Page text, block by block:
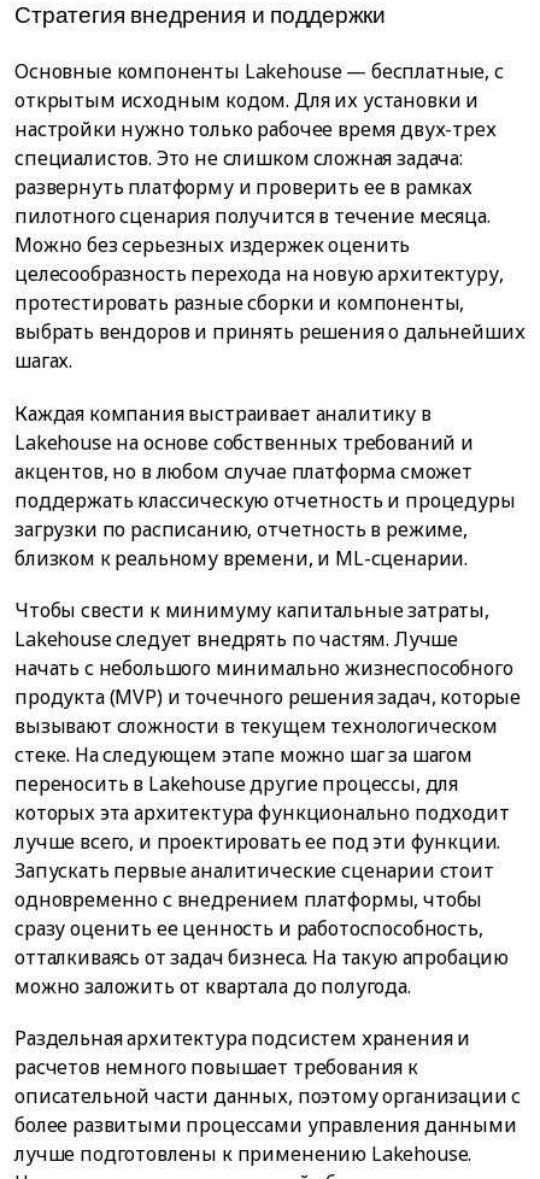
Стратегия внедрения и поддержки
Основные компоненты Lakehouse — бесплатные, с
открытым исходным кодом. Для их установки и
настройки нужно только рабочее время двух-трех
специалистов. Это не слишком сложная задача:
развернуть платформу и проверить ее в рамках
пилотного сценария получится в течение месяца.
Можно без серьезных издержек оценить
целесообразность перехода на новую архитектуру,
протестировать разные сборки и компоненты,
выбрать вендоров и принять решения о дальнейших
шагах.
Каждая компания выстраивает аналитику в
Lakehouse на основе собственных требований и
акцентов, но в любом случае платформа сможет
поддержать классическую отчетность и процедуры
загрузки по расписанию, отчетность в режиме,
близком к реальному времени, и ML-сценарии.
Чтобы свести к минимуму капитальные затраты,
Lakehouse следует внедрять по частям. Лучше
начать с небольшого минимально жизнеспособного
продукта (MVP) и точечного решения задач, которые
вызывают сложности в текущем технологическом
стеке. На следующем этапе можно шаг за шагом
переносить в Lakehouse другие процессы, для
которых эта архитектура функционально подходит
лучше всего, и проектировать ее под эти функции.
Запускать первые аналитические сценарии стоит
одновременно с внедрением платформы, чтобы
сразу оценить ее ценность и работоспособность,
отталкиваясь от задач бизнеса. На такую апробацию
можно заложить от квартала до полугода.
Раздельная архитектура подсистем хранения и
расчетов немного повышает требования к
описательной части данных, поэтому организации с
более развитыми процессами управления данными
лучше подготовлены к применению Lakehouse.